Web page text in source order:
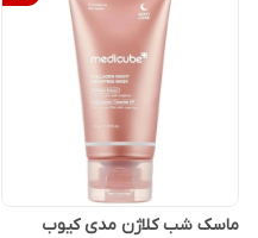
ماسک شب کلاژن مدی کیوب